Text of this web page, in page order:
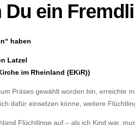
ein
haben
Latzel
im Rheinland (EKiR))
Präses gewählt worden bin, erreichte
dafür einsetzen könne, weitere
Flüchtlinge auf – als ich Kind war,